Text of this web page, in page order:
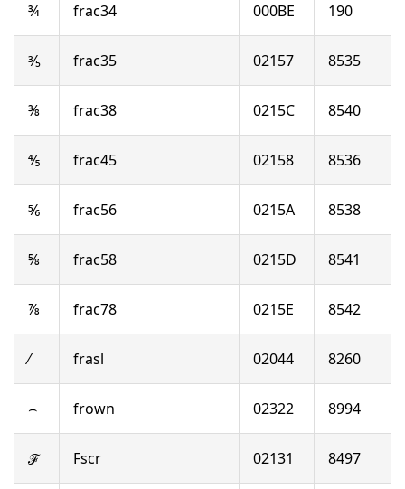
¾ frac34 000BE 190
⅗ frac35 02157 8535
⅜ frac38 0215C 8540
⅘ frac45 02158 8536
⅚ frac56 0215A 8538
⅝ frac58 0215D 8541
⅞ frac78 0215E 8542
⁄ frasl 02044 8260
⌢ frown 02322 8994
ℱ Fscr 02131 8497